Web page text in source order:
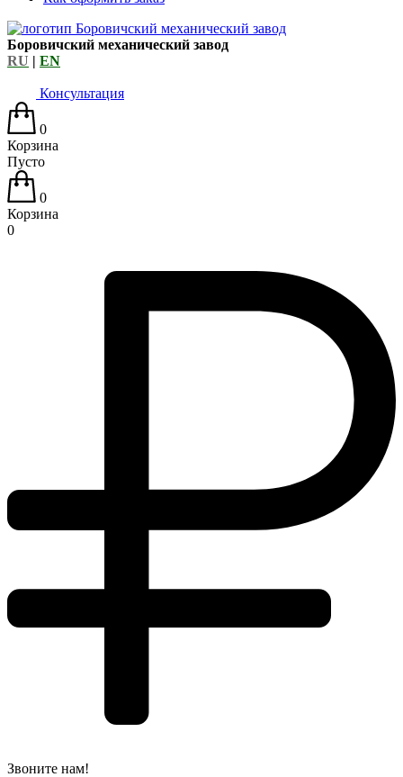
Боровичский механический завод
RU | EN
Консультация
0
Корзина
Пусто
0
Корзина
0
Звоните нам!